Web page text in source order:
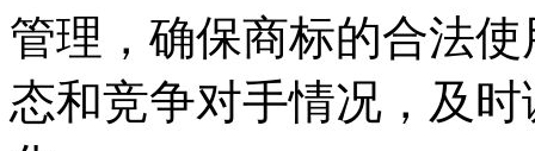
管理，确保商标的合法
态和竞争对手情况，及